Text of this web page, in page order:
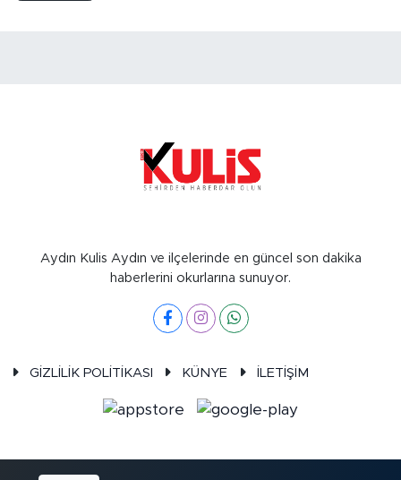
Aydın Kulis Aydın ve ilçelerinde en güncel son dakika
haberlerini okurlarına sunuyor.
GİZLİLİK POLİTİKASI KÜNYE İLETİŞİM